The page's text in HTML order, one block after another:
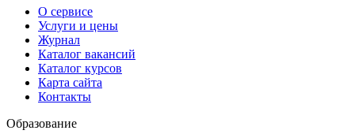
О сервисе
Услуги и цены
Журнал
Каталог вакансий
Каталог курсов
Карта сайта
Контакты
Образование